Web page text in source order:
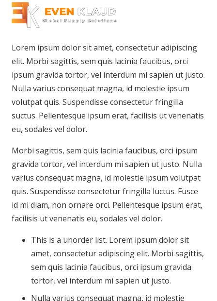
Lorem ipsum dolor sit amet, consectetur adipiscing
elit. Morbi sagittis, sem quis lacinia faucibus, orci
ipsum gravida tortor, vel interdum mi sapien ut justo.
Nulla varius consequat magna, id molestie ipsum
volutpat quis. Suspendisse consectetur fringilla
suctus. Pellentesque ipsum erat, facilisis ut venenatis
eu, sodales vel dolor.
Morbi sagittis, sem quis lacinia faucibus, orci ipsum
gravida tortor, vel interdum mi sapien ut justo. Nulla
varius consequat magna, id molestie ipsum volutpat
quis. Suspendisse consectetur fringilla luctus. Fusce
id mi diam, non ornare orci. Pellentesque ipsum erat,
facilisis ut venenatis eu, sodales vel dolor.
This is a unorder list. Lorem ipsum dolor sit
amet, consectetur adipiscing elit. Morbi sagittis,
sem quis lacinia faucibus, orci ipsum gravida
tortor, vel interdum mi sapien ut justo.
Nulla varius consequat magna, id molestie